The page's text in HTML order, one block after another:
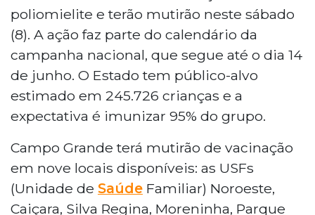
poliomielite e terão mutirão neste sábado
(8). A ação faz parte do calendário da
campanha nacional, que segue até o dia 14
de junho. O Estado tem público-alvo
estimado em 245.726 crianças e a
expectativa é imunizar 95% do grupo.
Campo Grande terá mutirão de vacinação
em nove locais disponíveis: as USFs
(Unidade de Saúde Familiar) Noroeste,
Caiçara, Silva Regina, Moreninha, Parque